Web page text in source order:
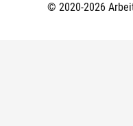
© 2020-2026